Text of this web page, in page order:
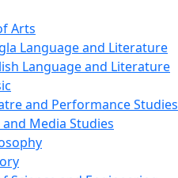
Arts
Language and Literature
Language and Literature
and Performance Studies
and Media Studies